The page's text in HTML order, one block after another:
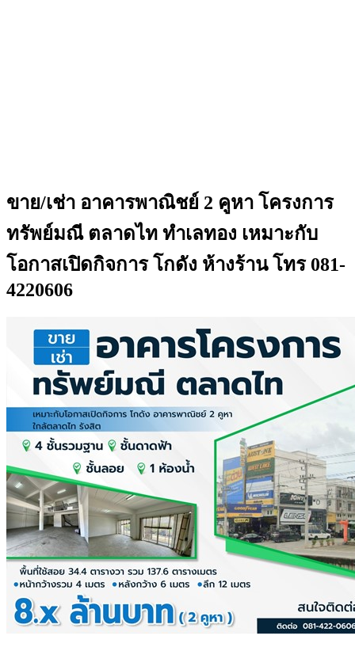
ขาย/เช่า อาคารพาณิชย์ 2 คูหา โครงการ
ทรัพย์มณี ตลาดไท ทำเลทอง เหมาะกับ
โอกาสเปิดกิจการ โกดัง ห้างร้าน โทร 081-
4220606